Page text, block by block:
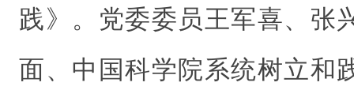
践》。党委委员王军喜、张
面、中国科学院系统树立和